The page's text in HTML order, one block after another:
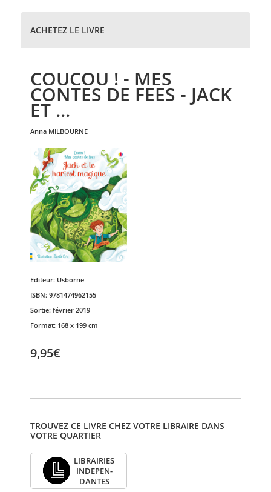
ACHETEZ LE LIVRE
COUCOU ! - MES
CONTES DE FEES - JACK
ET ...
anna MILBOURNE
Editeur: Usborne
ISBN: 9781474962155
Sortie: février 2019
Format: 168 x 199 cm
9,95€
TROUVEZ CE LIVRE CHEZ VOTRE LIBRAIRE DANS
VOTRE QUARTIER
LIBRAI­RIES
INDE­PEN­
DANTES